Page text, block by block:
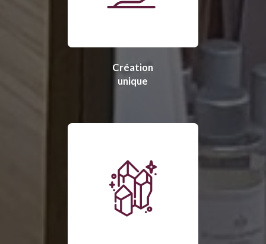
Création
unique